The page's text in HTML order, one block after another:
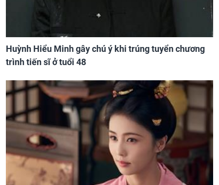
Huỳnh Hiểu Minh gây chú ý khi trúng tuyển chương
trình tiến sĩ ở tuổi 48